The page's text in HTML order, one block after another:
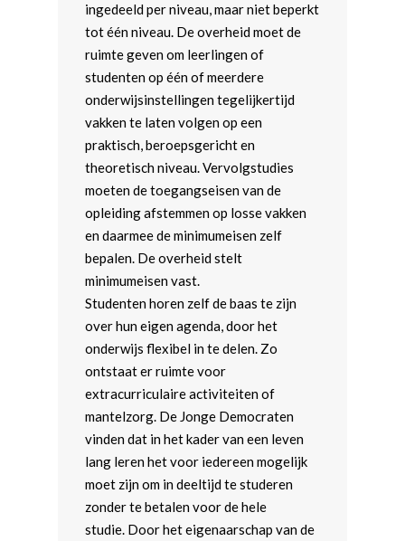
ingedeeld per niveau, maar niet beperkt
tot één niveau. De overheid moet de
ruimte geven om leerlingen of
studenten op één of meerdere
onderwijsinstellingen tegelijkertijd
vakken te laten volgen op een
praktisch, beroepsgericht en
theoretisch niveau. Vervolgstudies
moeten de toegangseisen van de
opleiding afstemmen op losse vakken
en daarmee de minimumeisen zelf
bepalen. De overheid stelt
minimumeisen vast.
Studenten horen zelf de baas te zijn
over hun eigen agenda, door het
onderwijs flexibel in te delen. Zo
ontstaat er ruimte voor
extracurriculaire activiteiten of
mantelzorg. De Jonge Democraten
vinden dat in het kader van een leven
lang leren het voor iedereen mogelijk
moet zijn om in deeltijd te studeren
zonder te betalen voor de hele
studie. Door het eigenaarschap van de